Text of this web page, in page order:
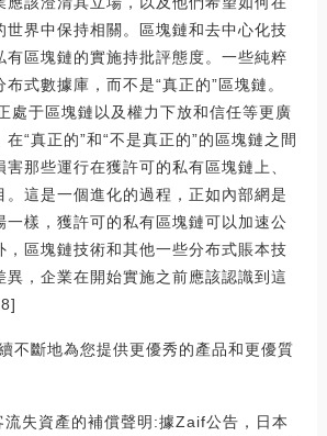
世界中保持相關。區塊鏈和去中心化技
有區塊鏈的實施持批評態度。一些純粹
式數據庫，而不是“真正的”區塊鏈。
處于區塊鏈以及權力下放和信任等更廣
“真正的”和“不是真正的”的區塊鏈之間
那些運行在獲許可的私有區塊鏈上、
。這是一個進化的過程，正如內部網是
一樣，獲許可的私有區塊鏈可以加速公
，區塊鏈技術和其他一些分布式賬本技
異，企業在開始實施之前應該認識到這
不斷地為您提供更優秀的產品和更優質
失資產的補償聲明:據Zaif公告，日本